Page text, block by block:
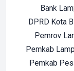
Bank
DPRD Kota
Pemrov
Pemkab
Pemkab